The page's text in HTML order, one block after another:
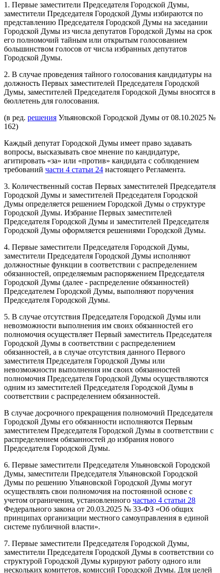
1. Первые заместители Председателя Городской Думы,
заместители Председателя Городской Думы избираются по
представлению Председателя Городской Думы на заседании
Городской Думы из числа депутатов Городской Думы на срок
его полномочий тайным или открытым голосованием
большинством голосов от числа избранных депутатов
Городской Думы.
2. В случае проведения тайного голосования кандидатуры на
должность Первых заместителей Председателя Городской
Думы, заместителей Председателя Городской Думы вносятся в
бюллетень для голосования.
(в ред. решения Ульяновской Городской Думы от 08.10.2025 №
162)
Каждый депутат Городской Думы имеет право задавать
вопросы, высказывать свое мнение по кандидатуре,
агитировать «за» или «против» кандидата с соблюдением
требований части 4 статьи 24 настоящего Регламента.
3. Количественный состав Первых заместителей Председателя
Городской Думы и заместителей Председателя Городской
Думы определяется решением Городской Думы о структуре
Городской Думы. Избрание Первых заместителей
Председателя Городской Думы и заместителей Председателя
Городской Думы оформляется решениями Городской Думы.
4. Первые заместители Председателя Городской Думы,
заместители Председателя Городской Думы исполняют
должностные функции в соответствии с распределением
обязанностей, определяемым распоряжением Председателя
Городской Думы (далее - распределение обязанностей)
Председателем Городской Думы, выполняют поручения
Председателя Городской Думы.
5. В случае отсутствия Председателя Городской Думы или
невозможности выполнения им своих обязанностей его
полномочия осуществляет Первый заместитель Председателя
Городской Думы в соответствии с распределением
обязанностей, а в случае отсутствия данного Первого
заместителя Председателя Городской Думы или
невозможности выполнения им своих обязанностей
полномочия Председателя Городской Думы осуществляются
одним из заместителей Председателя Городской Думы в
соответствии с распределением обязанностей.
В случае досрочного прекращения полномочий Председателя
Городской Думы его обязанности исполняются Первым
заместителем Председателя Городской Думы в соответствии с
распределением обязанностей до избрания нового
Председателя Городской Думы.
6. Первые заместители Председателя Ульяновской Городской
Думы, заместители Председателя Ульяновской Городской
Думы по решению Ульяновской Городской Думы могут
осуществлять свои полномочия на постоянной основе с
учетом ограничения, установленного частью 4 статьи 28
Федерального закона от 20.03.2025 № 33-ФЗ «Об общих
принципах организации местного самоуправления в единой
системе публичной власти».
7. Первые заместители Председателя Городской Думы,
заместители Председателя Городской Думы в соответствии со
структурой Городской Думы курируют работу одного или
нескольких комитетов, комиссий Городской Думы. Для целей